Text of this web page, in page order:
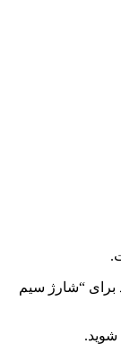
برای “شارژ سیم
شوید.